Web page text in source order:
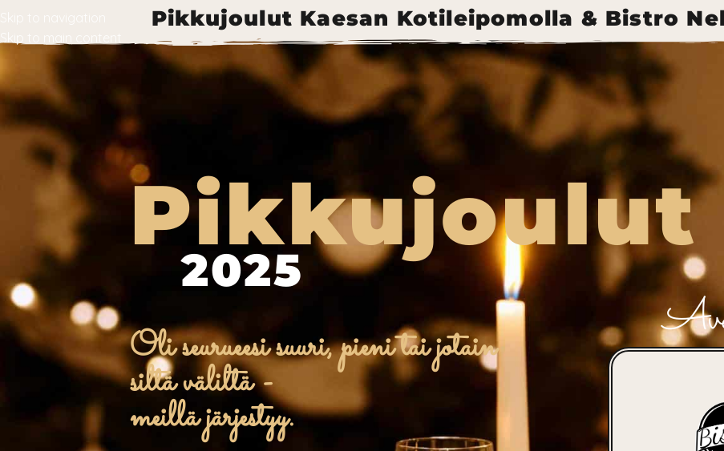
Skip to main content
Pikkujoulut Kaesan Kotileipomolla & Bistro
Pikkujoulut
2025
Oli seurueesi suuri, pieni tai jotain
siltä väliltä -
meillä järjestyy.